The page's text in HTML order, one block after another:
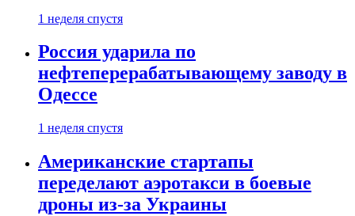
1 неделя спустя
Россия ударила по
нефтеперерабатывающему заводу в
Одессе
1 неделя спустя
Американские стартапы
переделают аэротакси в боевые
дроны из-за Украины